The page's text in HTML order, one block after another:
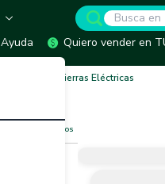
Ayuda Quiero vender en
Sierras Eléctricas
Limpiar filtros